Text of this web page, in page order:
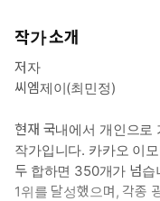
하, 회전, 화면 밖 이동까
아이패드와 프로크리에
프레임 복제, 올가미 툴
순간을 경험하게 됩니다.
리를 이해하는 순간, 당
수 있습니다.
작가 소개
저자
씨엠제이(최민정)
현재 국내에서 개인으로
작가입니다. 카카오 이
두 합하면 350개가 넘습
1위를 달성했으며, 각종